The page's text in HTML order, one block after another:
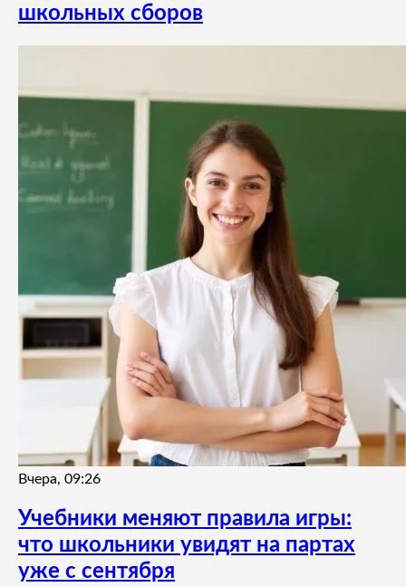
школьных сборов
Вчера, 09:26
Учебники меняют правила игры:
что школьники увидят на партах
уже с сентября